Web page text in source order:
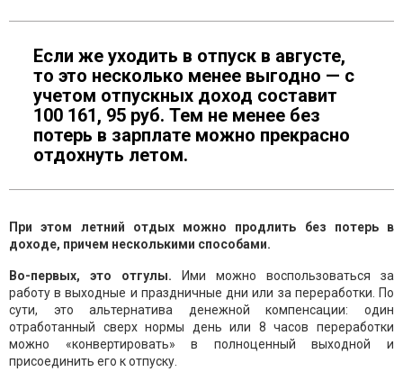
Если же уходить в отпуск в августе,
то это несколько менее выгодно — с
учетом отпускных доход составит
100 161, 95 руб. Тем не менее без
потерь в зарплате можно прекрасно
отдохнуть летом.
При этом летний отдых можно продлить без потерь в
доходе, причем несколькими способами.
Во-первых, это отгулы. Ими можно воспользоваться за
работу в выходные и праздничные дни или за переработки. По
сути, это альтернатива денежной компенсации: один
отработанный сверх нормы день или 8 часов переработки
можно «конвертировать» в полноценный выходной и
присоединить его к отпуску.